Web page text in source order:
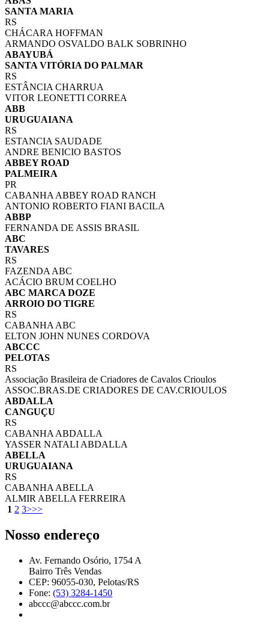
SANTA MARIA
RS
CHÁCARA HOFFMAN
ARMANDO OSVALDO BALK SOBRINHO
ABAYUBÁ
SANTA VITÓRIA DO PALMAR
RS
ESTÂNCIA CHARRUA
VITOR LEONETTI CORREA
ABB
URUGUAIANA
RS
ESTANCIA SAUDADE
ANDRE BENICIO BASTOS
ABBEY ROAD
PALMEIRA
PR
CABANHA ABBEY ROAD RANCH
ANTONIO ROBERTO FIANI BACILA
ABBP
FERNANDA DE ASSIS BRASIL
ABC
TAVARES
RS
FAZENDA ABC
ACÁCIO BRUM COELHO
ABC MARCA DOZE
ARROIO DO TIGRE
RS
CABANHA ABC
ELTON JOHN NUNES CORDOVA
ABCCC
PELOTAS
RS
Associação Brasileira de Criadores de Cavalos Crioulos
ASSOC.BRAS.DE CRIADORES DE CAV.CRIOULOS
ABDALLA
CANGUÇU
RS
CABANHA ABDALLA
YASSER NATALI ABDALLA
ABELLA
URUGUAIANA
RS
CABANHA ABELLA
ALMIR ABELLA FERREIRA
1 2 3>>>
Nosso endereço
Av. Fernando Osório, 1754 A
Bairro Três Vendas
CEP: 96055-030, Pelotas/RS
Fone: (53) 3284-1450
abccc@abccc.com.br